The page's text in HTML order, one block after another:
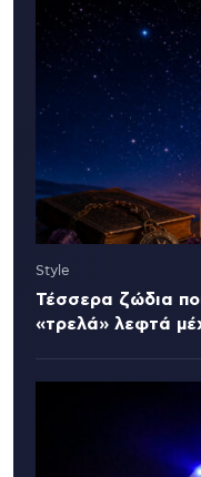
Style
Τέσσερα ζώδια
«τρελά» λεφτά